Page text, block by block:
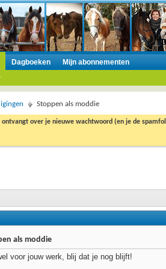
Dagboeken
Mijn abonnementen
Stoppen als moddie
over je nieuwe wachtwoord (en je de
als moddie
voor jouw werk, blij dat je nog blijft!